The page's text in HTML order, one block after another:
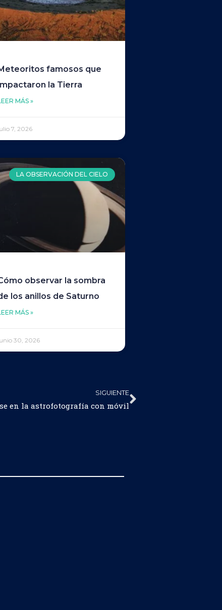
famosos que
la Tierra
MÁS »
7, 2026
LA OBSERVACIÓN DEL CIELO
observar la sombra
los anillos de Saturno
MÁS »
30, 2026
SIGUIENTE
en la astrofotografía con móvil